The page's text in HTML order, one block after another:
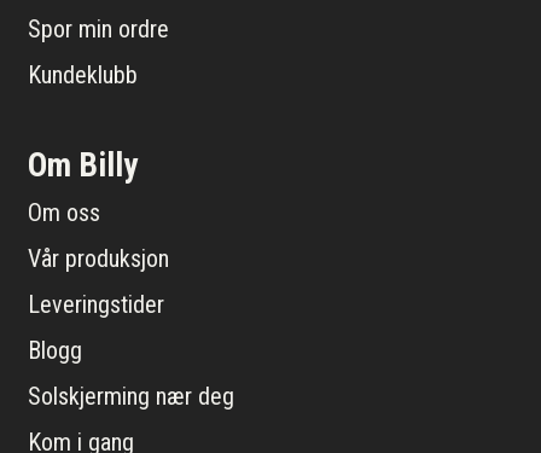
Spor min ordre
Kundeklubb
Om Billy
Om oss
Vår produksjon
Leveringstider
Blogg
Solskjerming nær deg
Kom i gang